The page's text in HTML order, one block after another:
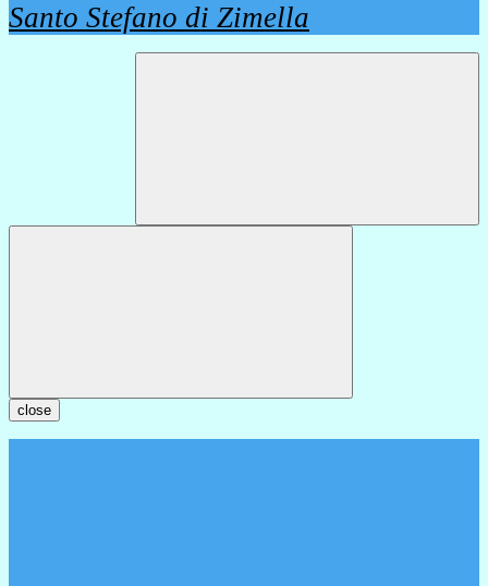
Santo Stefano di Zimella
close